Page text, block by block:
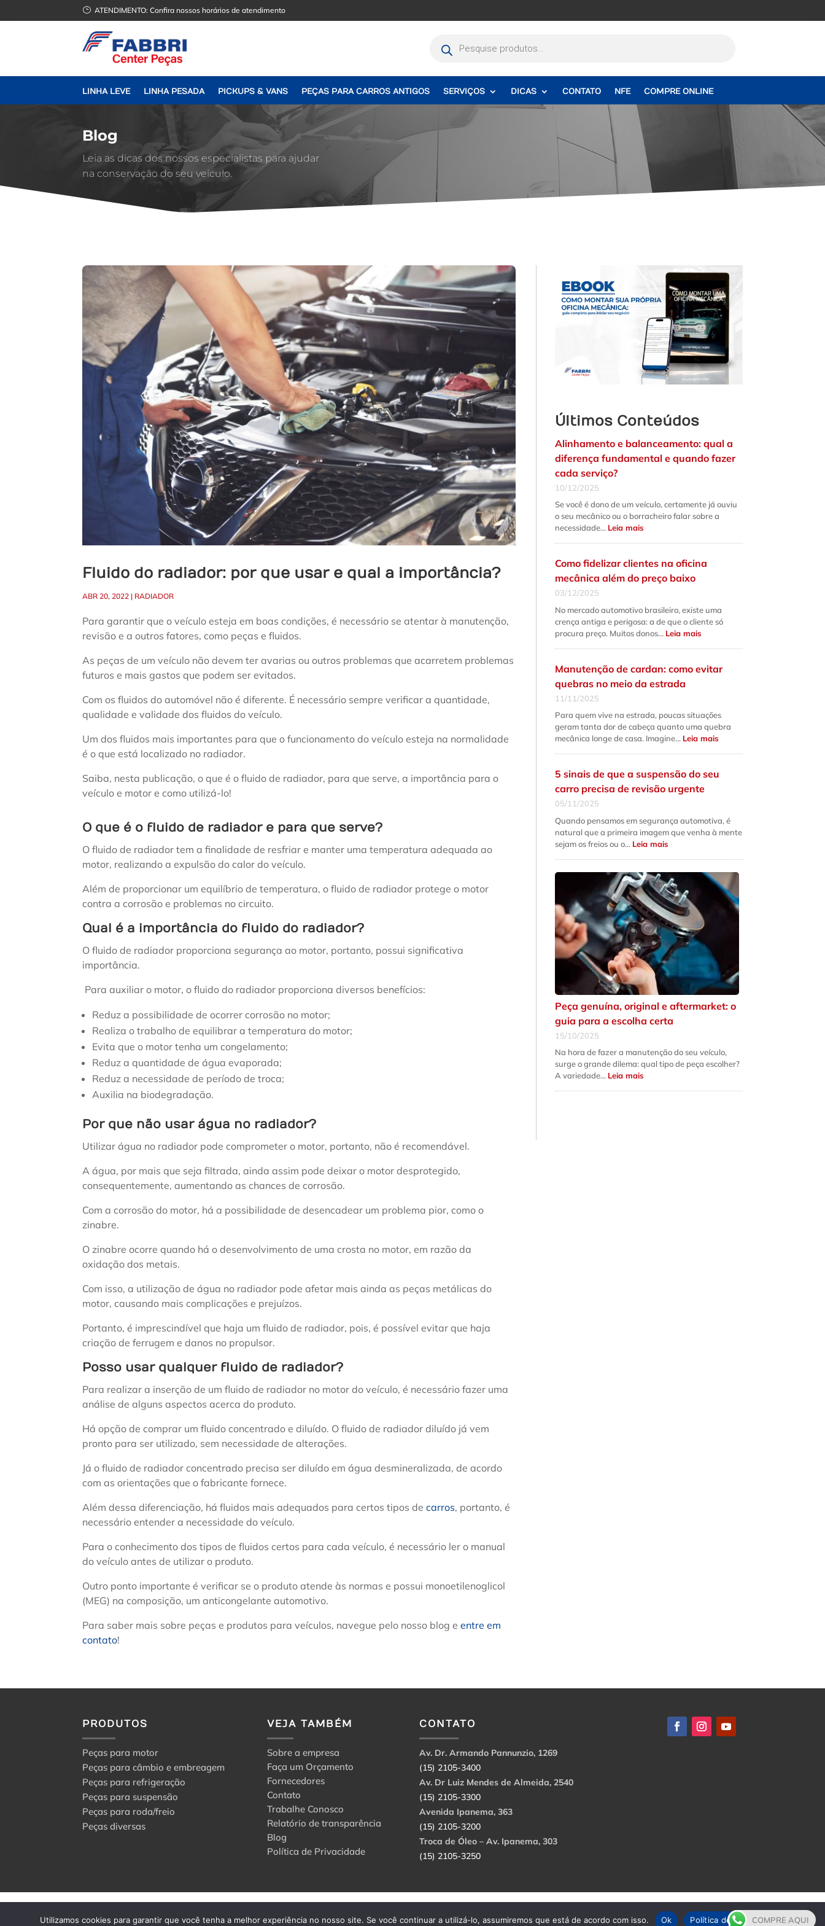
} ATENDIMENTO:Confira nossos horários de atendimento
produtos
LINHA LEVE LINHA PESADA PICKUPS & VANS PEÇAS PARA CARROS ANTIGOS SERVIÇOS DICAS CONTATO NFE COMPRE ONLINE
Blog
Leia as dicas dos nossos especialistas para ajudar
na conservação do seu veículo.
Fluido do radiador: por que usar e qual a importância?
ABR 20, 2022 | RADIADOR
Para garantir que o veículo esteja em boas condições, é necessário se atentar à manutenção,
revisão e a outros fatores, como peças e fluidos.
As peças de um veículo não devem ter avarias ou outros problemas que acarretem problemas
futuros e mais gastos que podem ser evitados.
Com os fluidos do automóvel não é diferente. É necessário sempre verificar a quantidade,
qualidade e validade dos fluidos do veículo.
Um dos fluidos mais importantes para que o funcionamento do veículo esteja na normalidade
é o que está localizado no radiador.
Saiba, nesta publicação, o que é o fluido de radiador, para que serve, a importância para o
veículo e motor e como utilizá-lo!
O que é o fluido de radiador e para que serve?
O fluido de radiador tem a finalidade de resfriar e manter uma temperatura adequada ao
motor, realizando a expulsão do calor do veículo.
Além de proporcionar um equilíbrio de temperatura, o fluido de radiador protege o motor
contra a corrosão e problemas no circuito.
Qual é a importância do fluido do radiador?
O fluido de radiador proporciona segurança ao motor, portanto, possui significativa
importância.
Para auxiliar o motor, o fluido do radiador proporciona diversos benefícios:
Reduz a possibilidade de ocorrer corrosão no motor;
Realiza o trabalho de equilibrar a temperatura do motor;
Evita que o motor tenha um congelamento;
Reduz a quantidade de água evaporada;
Reduz a necessidade de período de troca;
Auxilia na biodegradação.
Por que não usar água no radiador?
Utilizar água no radiador pode comprometer o motor, portanto, não é recomendável.
A água, por mais que seja filtrada, ainda assim pode deixar o motor desprotegido,
consequentemente, aumentando as chances de corrosão.
Com a corrosão do motor, há a possibilidade de desencadear um problema pior, como o
zinabre.
O zinabre ocorre quando há o desenvolvimento de uma crosta no motor, em razão da
oxidação dos metais.
Com isso, a utilização de água no radiador pode afetar mais ainda as peças metálicas do
motor, causando mais complicações e prejuízos.
Portanto, é imprescindível que haja um fluido de radiador, pois, é possível evitar que haja
criação de ferrugem e danos no propulsor.
Posso usar qualquer fluido de radiador?
Para realizar a inserção de um fluido de radiador no motor do veículo, é necessário fazer uma
análise de alguns aspectos acerca do produto.
Há opção de comprar um fluido concentrado e diluído. O fluido de radiador diluído já vem
pronto para ser utilizado, sem necessidade de alterações.
Já o fluido de radiador concentrado precisa ser diluído em água desmineralizada, de acordo
com as orientações que o fabricante fornece.
Além dessa diferenciação, há fluidos mais adequados para certos tipos decarros, portanto, é
necessário entender a necessidade do veículo.
Para o conhecimento dos tipos de fluidos certos para cada veículo, é necessário ler o manual
do veículo antes de utilizar o produto.
Outro ponto importante é verificar se o produto atende às normas e possui monoetilenoglicol
(MEG) na composição, um anticongelante automotivo.
Para saber mais sobre peças e produtos para veículos, navegue pelo nosso blog eentre em
contato!
Últimos Conteúdos
Alinhamento e balanceamento: qual a
diferença fundamental e quando fazer
cada serviço?
10/12/2025
Se você é dono de um veículo, certamente já ouviu
o seu mecânico ou o borracheiro falar sobre a
necessidade… Leia mais:
Alinhamento
e
a
diferença
fundamental
fazer
cada
serviço?
Como fidelizar clientes na oficina
mecânica além do preço baixo
03/12/2025
No mercado automotivo brasileiro, existe uma
crença antiga e perigosa: a de que o cliente só
procura preço. Muitos donos… Leia mais:
Como
fidelizar
oficina
baixo
Manutenção de cardan: como evitar
quebras no meio da estrada
11/11/2025
Para quem vive na estrada, poucas situações
geram tanta dor de cabeça quanto uma quebra
mecânica longe de casa. Imagine… Leia mais:
Manutenção
de
evitar
estrada
5 sinais de que a suspensão do seu
carro precisa de revisão urgente
05/11/2025
Quando pensamos em segurança automotiva, é
natural que a primeira imagem que venha à mente
sejam os freios ou o… Leia mais:
5
sinais
que
a
suspensão
do
seu
carro
precisa
de
revisão
urgente
Peça genuína, original e aftermarket: o
guia para a escolha certa
15/10/2025
Na hora de fazer a manutenção do seu veículo,
surge o grande dilema: qual tipo de peça escolher?
A variedade… Leia mais:
Peça
genuína,
PRODUTOS
Peças para motor
Peças para câmbio e embreagem
Peças para refrigeração
Peças para suspensão
Peças para roda/freio
Peças diversas
VEJA TAMBÉM
Sobre a empresa
Faça um Orçamento
Fornecedores
Contato
Trabalhe Conosco
Relatório de transparência
Blog
Política de Privacidade
CONTATO
Av. Dr. Armando Pannunzio, 1269
(15) 2105-3400
Av. Dr Luiz Mendes de Almeida, 2540
(15) 2105-3300
Avenida Ipanema, 363
(15) 2105-3200
Troca de Óleo – Av. Ipanema, 303
(15) 2105-3250
Todos os direitos reservados.
COMPRE AQUI
Utilizamos cookies para garantir que você tenha a melhor experiência no nosso site. Se você continuar a utilizá-lo, assumiremos que está de acordo com isso. Ok Política de Privacidade